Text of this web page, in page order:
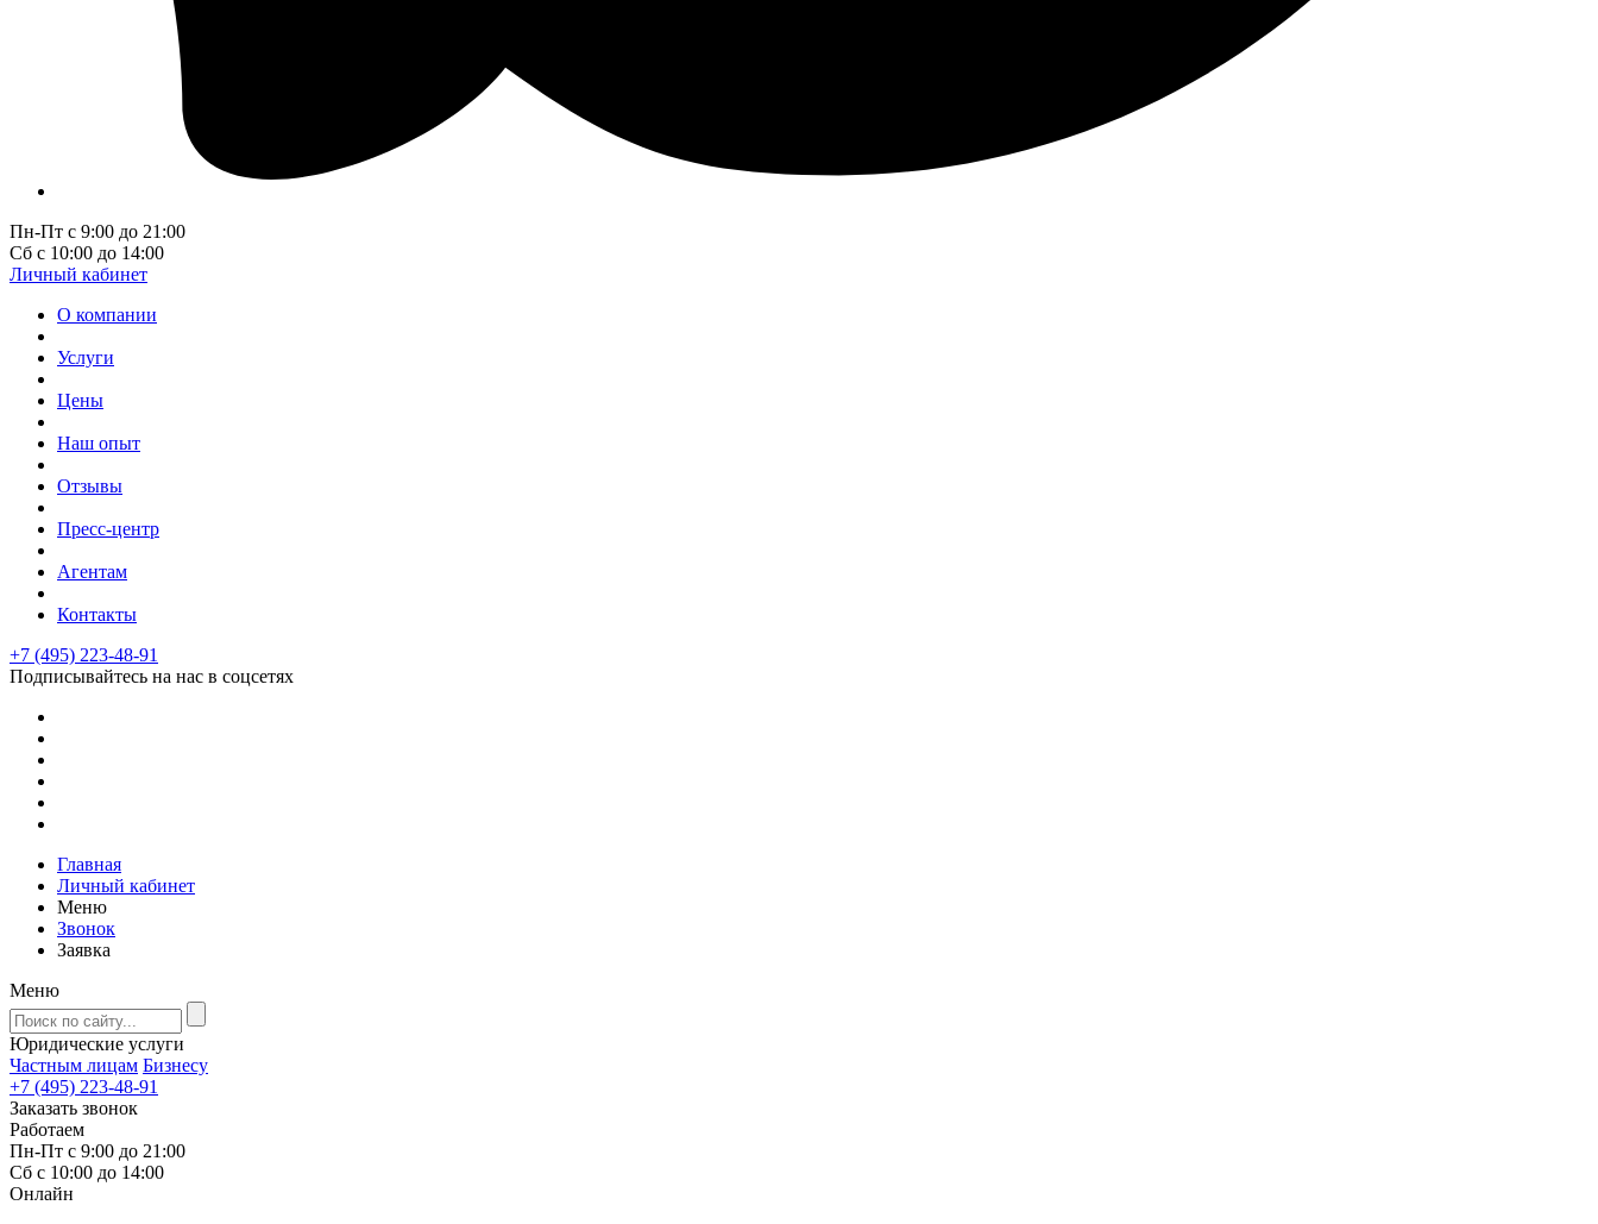
Пн-Пт с 9:00 до 21:00
Сб с 10:00 до 14:00
Личный кабинет
О компании
Услуги
Цены
Наш опыт
Отзывы
Пресс-центр
Агентам
Контакты
+7 (495) 223-48-91
Подписывайтесь на нас в соцсетях
Главная
Личный кабинет
Меню
Звонок
Заявка
Меню
Юридические услуги
Частным лицам Бизнесу
+7 (495) 223-48-91
Заказать звонок
Работаем
Пн-Пт с 9:00 до 21:00
Сб с 10:00 до 14:00
Онлайн